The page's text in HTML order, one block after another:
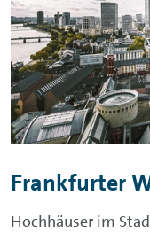
Frankfurter
Hochhäuser im